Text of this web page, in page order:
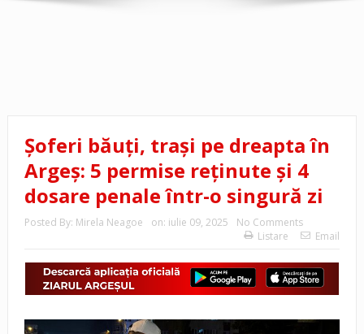
Șoferi băuți, trași pe dreapta în
Argeș: 5 permise reținute și 4
dosare penale într-o singură zi
Posted By: Mirela Neagoe on: iulie 09, 2025
No Comments
Listare
Email